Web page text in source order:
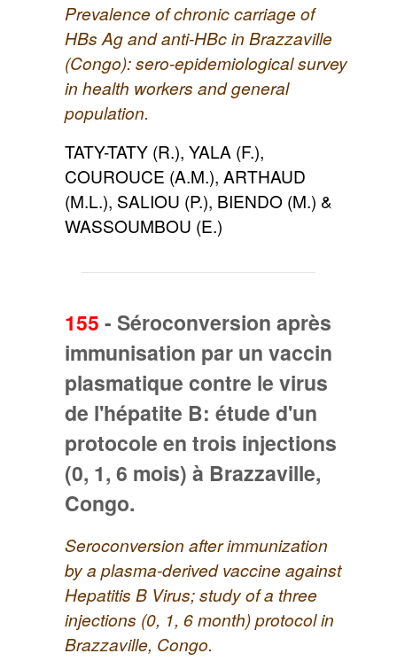
Prevalence of chronic carriage of
HBs Ag and anti-HBc in Brazzaville
(Congo): sero-epidemiological survey
in health workers and general
population.
TATY-TATY (R.), YALA (F.),
COUROUCE (A.M.), ARTHAUD
(M.L.), SALIOU (P.), BIENDO (M.) &
WASSOUMBOU (E.)
155 - Séroconversion après
immunisation par un vaccin
plasmatique contre le virus
de l'hépatite B: étude d'un
protocole en trois injections
(0, 1, 6 mois) à Brazzaville,
Congo.
Seroconversion after immunization
by a plasma-derived vaccine against
Hepatitis B Virus; study of a three
injections (0, 1, 6 month) protocol in
Brazzaville, Congo.